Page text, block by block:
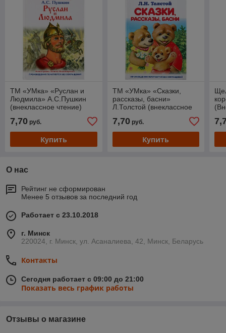
ТМ «УМка» «Руслан и
Людмила» А.С.Пушкин
(внеклассное чтение)
7,70 руб.
Купить
ТМ «УМка» «Сказки,
рассказы, басни»
Л.Толстой (внеклассное
7,70руб.
Купить
О нас
Рейтинг не сформирован
Менее 5 отзывов за последний год
Работает с 23.10.2018
г. Минск
220024, г. Минск, ул. Асаналиева, 42, Минск, Беларусь
Контакты
Сегодня работает с 09:00 до 21:00
Показать весь график работы
Отзывы о магазине